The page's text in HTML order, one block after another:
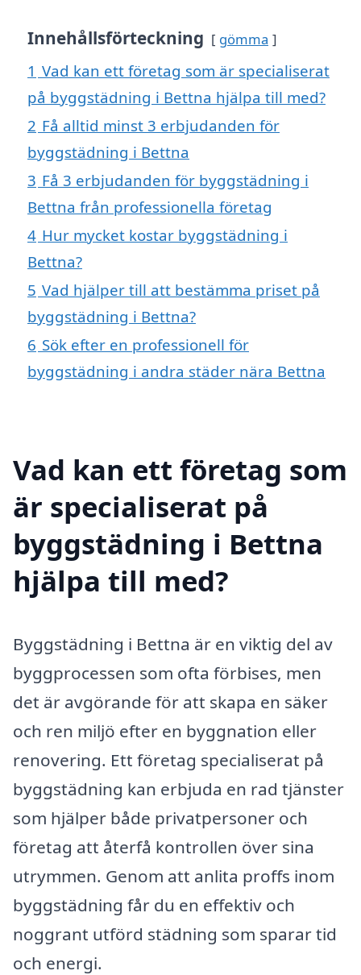
Innehållsförteckning gömma
1 Vad kan ett företag som är specialiserat
på byggstädning i Bettna hjälpa till med?
2 Få alltid minst 3 erbjudanden för
byggstädning i Bettna
3 Få 3 erbjudanden för byggstädning i
Bettna från professionella företag
4 Hur mycket kostar byggstädning i
Bettna?
5 Vad hjälper till att bestämma priset på
byggstädning i Bettna?
6 Sök efter en professionell för
byggstädning i andra städer nära Bettna
Vad kan ett företag som
är specialiserat på
byggstädning i Bettna
hjälpa till med?
Byggstädning i Bettna är en viktig del av
byggprocessen som ofta förbises, men
det är avgörande för att skapa en säker
och ren miljö efter en byggnation eller
renovering. Ett företag specialiserat på
byggstädning kan erbjuda en rad tjänster
som hjälper både privatpersoner och
företag att återfå kontrollen över sina
utrymmen. Genom att anlita proffs inom
byggstädning får du en effektiv och
noggrant utförd städning som sparar tid
och energi.